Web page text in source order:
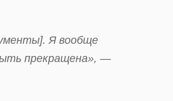
Я вообще
прекращена», —